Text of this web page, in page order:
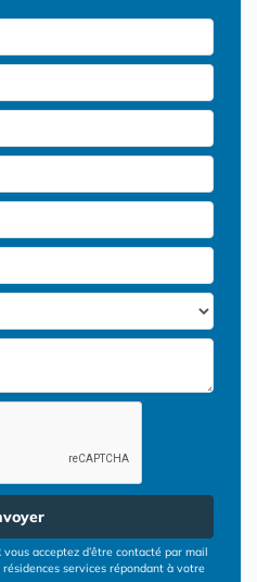
acceptez d’être contacté par mail
services répondant à votre